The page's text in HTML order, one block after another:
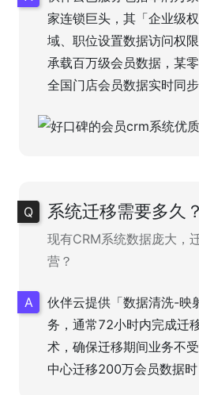
家连锁巨头，其「企业级
域、职位设置数据访问权
承载百万级会员数据，某
全国门店会员数据实时同步
系统迁移需要多久？
现有CRM系统数据庞大，
营？
伙伴云提供「数据清洗-映
务，通常72小时内完成迁
术，确保迁移期间业务不
中心迁移200万会员数据时